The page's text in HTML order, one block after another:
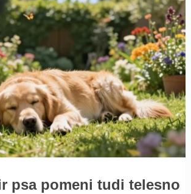
psa pomeni tudi telesno